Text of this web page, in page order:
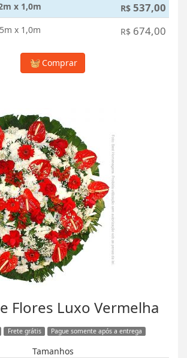
x 1,0m R$ 537,00
x 1,0m R$ 674,00
Comprar
Flores Luxo Vermelha
Frete grátis Pague somente após a entrega
Tamanhos